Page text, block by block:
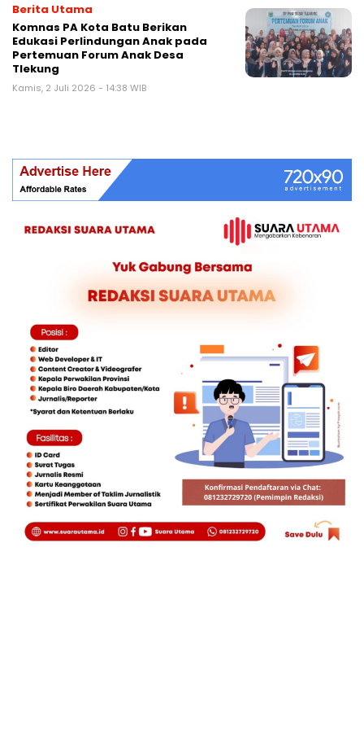
Berita Utama
Komnas PA Kota Batu Berikan
Edukasi Perlindungan Anak pada
Pertemuan Forum Anak Desa
Tlekung
Kamis, 2 Juli 2026 - 14:38 WIB